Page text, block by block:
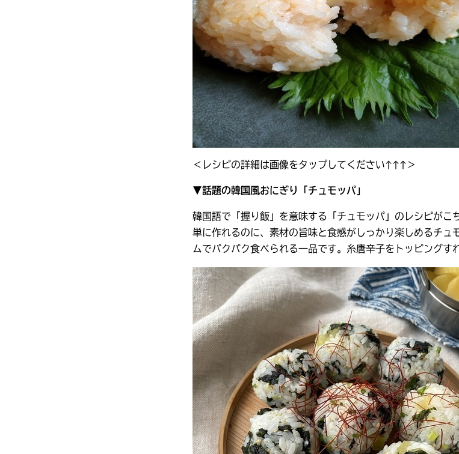
＜レシピの詳細は画像をタップしてください↑↑↑＞
▼話題の韓国風おにぎり「チュモッパ」
韓国語で「握り飯」を意味する「チュモッパ」のレシピが
単に作れるのに、素材の旨味と食感がしっかり楽しめるチ
ムでパクパク食べられる一品です。糸唐辛子をトッピングす